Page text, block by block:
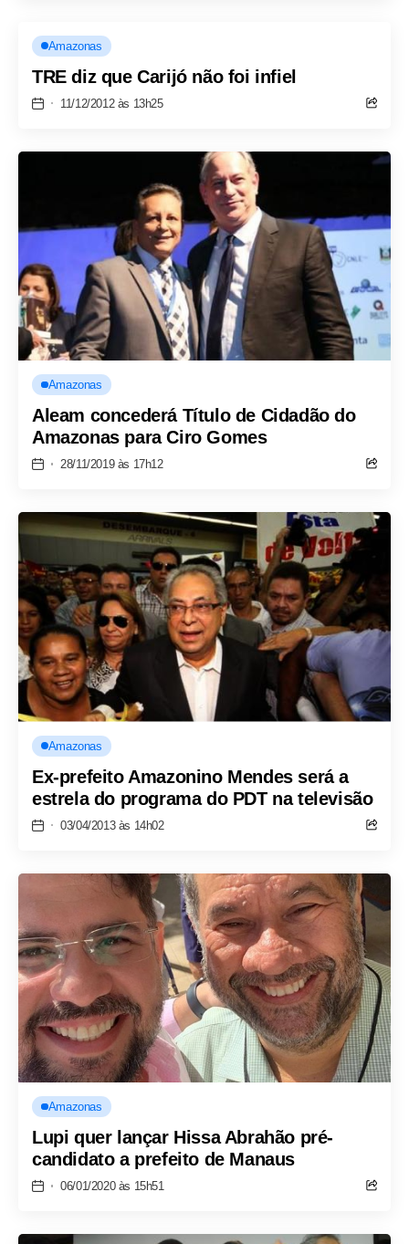
Amazonas
TRE diz que Carijó não foi infiel
11/12/2012 às 13h25
Amazonas
Aleam concederá Título de Cidadão do
Amazonas para Ciro Gomes
28/11/2019 às 17h12
Amazonas
Ex-prefeito Amazonino Mendes será a
estrela do programa do PDT na televisão
03/04/2013 às 14h02
Amazonas
Lupi quer lançar Hissa Abrahão pré-
candidato a prefeito de Manaus
06/01/2020 às 15h51